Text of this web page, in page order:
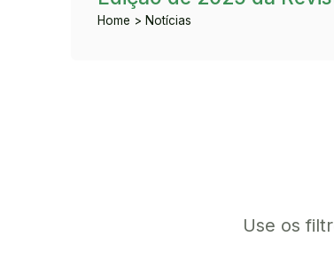
Home > Notícias
Use os